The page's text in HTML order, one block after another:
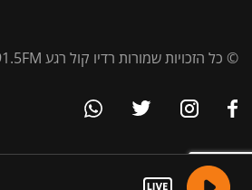
© כל הזכויות שמורות רדיו קול רגע 96FM 91.5FM